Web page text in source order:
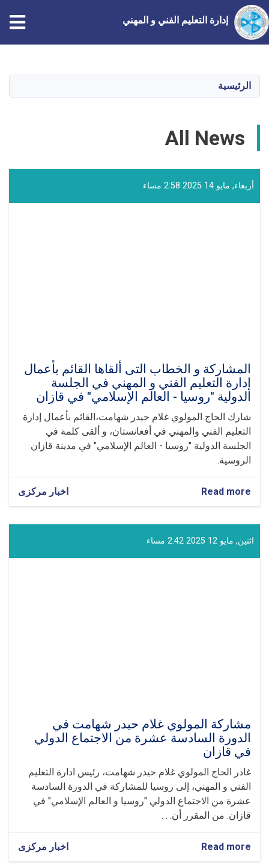
الرئيسي
إدارة التعليم الفني و المهني
الرئيسية
All News
أربعاء, مايو 14 2025 2:58 مساء
المشاركة و الخطاب ال‍تی ألقاها القائم بأعمال
إدارة التعليم الفني و المهني في الجلسة
الدولية "روسيا - العالم الإسلامي" في قازان
شارك الحاج المولوي غلام حيدر شهامت،القائم بأعمال إدارة
التعليم الفني والمهني في أفغانستان، و ألقى كلمة في
الجلسة الدولية "روسيا - العالم الإسلامي" في مدينة قازان
الروسية.
Read more
المشاركة
الخطاب
ال‍تی
الإسلامي"
في
قازان
اخبار مرکزی
اثنين, مايو 12 2025 2:42 مساء
مشاركة المولوي غلام حيدر شهامت في
الدورة السادسة عشرة من الاجتماع الدولي
في قازان
غادر الحاج المولوي غلام حيدر شهامت، رئيس ادارة التعليم
الفني و المهني، إلى روسيا للمشاركة في الدورة السادسة
عشرة من الاجتماع الدولي "روسيا و العالم الإسلامي" في
قازان. من المقرر أن. . .
Read more
مشاركة
اخبار مرکزی